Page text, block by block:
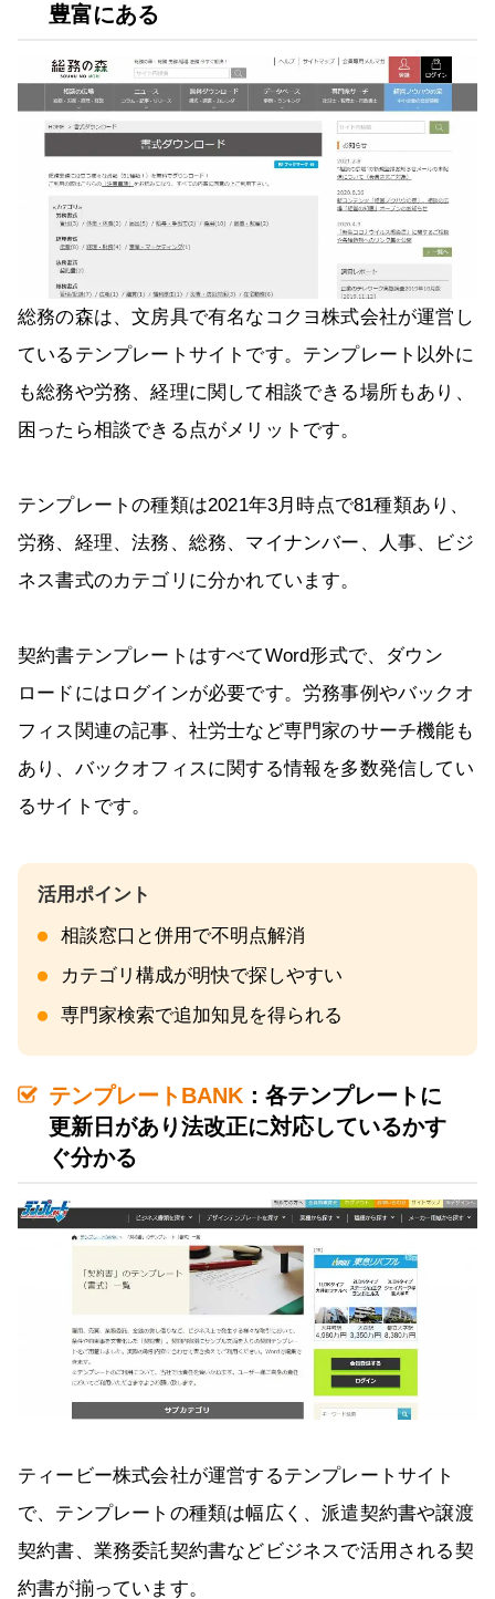
豊富にある
総務の森は、文房具で有名なコクヨ株式会社が運営し
ているテンプレートサイトです。テンプレート以外に
も総務や労務、経理に関して相談できる場所もあり、
困ったら相談できる点がメリットです。
テンプレートの種類は2021年3月時点で81種類あり、
労務、経理、法務、総務、マイナンバー、人事、ビジ
ネス書式のカテゴリに分かれています。
契約書テンプレートはすべてWord形式で、ダウン
ロードにはログインが必要です。労務事例やバックオ
フィス関連の記事、社労士など専門家のサーチ機能も
あり、バックオフィスに関する情報を多数発信してい
るサイトです。
相談窓口と併用で不明点解消
カテゴリ構成が明快で探しやすい
専門家検索で追加知見を得られる
テンプレートBANK ：各テンプレートに
更新日があり法改正に対応しているかす
ぐ分かる
ティービー株式会社が運営するテンプレートサイト
で、テンプレートの種類は幅広く、派遣契約書や譲渡
契約書、業務委託契約書などビジネスで活用される契
約書が揃っています。